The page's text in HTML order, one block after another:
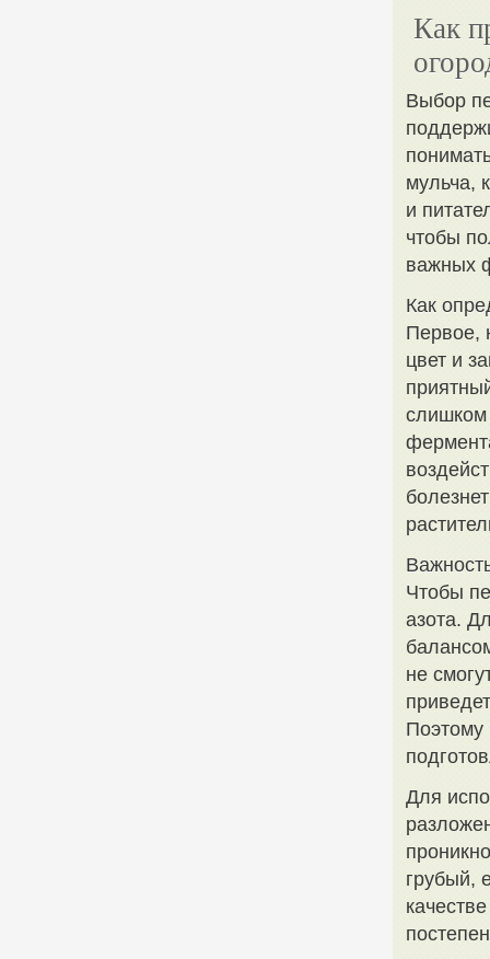
Как
Выбор
мульча,
и
чтобы
важных
Как
Первое,
цвет и
слишком
Чтобы
азота.
не
Поэтому
Для
грубый,